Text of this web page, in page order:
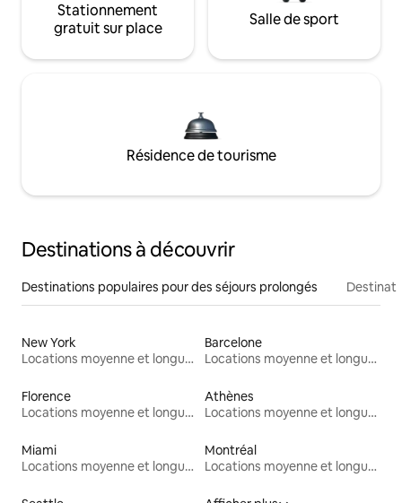
Stationnement
gratuit sur place
Salle de sport
Résidence de tourisme
Destinations à découvrir
Destinations populaires pour des séjours prolongés
New York
Locations moyenne et longue durée
Barcelone
Locations moyenne et longue durée
Florence
Locations moyenne et longue durée
Athènes
Locations moyenne et longue durée
Miami
Locations moyenne et longue durée
Montréal
Locations moyenne et longue durée